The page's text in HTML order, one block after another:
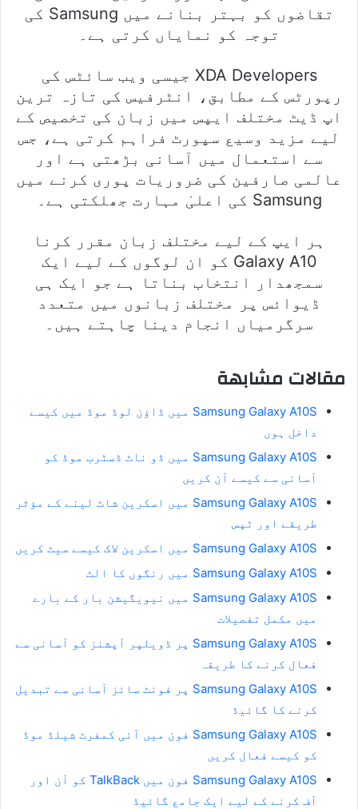
تقاضوں کو بہتر بنانے میں Samsung کی
توجہ کو نمایاں کرتی ہے۔
XDA Developers جیسی ویب سائٹس کی
رپورٹس کے مطابق، انٹرفیس کی تازہ ترین
اپ ڈیٹ مختلف ایپس میں زبان کی تخصیص کے
لیے مزید وسیع سپورٹ فراہم کرتی ہے، جس
سے استعمال میں آسانی بڑھتی ہے اور
عالمی صارفین کی ضروریات پوری کرنے میں
Samsung کی اعلیٰ مہارت جھلکتی ہے۔
ہر ایپ کے لیے مختلف زبان مقرر کرنا
Galaxy A10 کو ان لوگوں کے لیے ایک
سمجھدار انتخاب بناتا ہے جو ایک ہی
ڈیوائس پر مختلف زبانوں میں متعدد
سرگرمیاں انجام دینا چاہتے ہیں۔
مقالات مشابهة
Samsung Galaxy A10S میں ڈاؤن لوڈ موڈ میں کیسے
داخل ہوں
Samsung Galaxy A10S میں ڈو ناٹ ڈسٹرب موڈ کو
آسانی سے کیسے آن کریں
Samsung Galaxy A10S میں اسکرین شاٹ لینے کے مؤثر
طریقے اور ٹپس
Samsung Galaxy A10S میں اسکرین لاک کیسے سیٹ کریں
Samsung Galaxy A10S میں رنگوں کا الٹ
Samsung Galaxy A10S میں نیویگیشن بار کے بارے
میں مکمل تفصیلات
Samsung Galaxy A10S پر ڈویلپر آپشنز کو آسانی سے
فعال کرنے کا طریقہ
Samsung Galaxy A10S پر فونٹ سائز آسانی سے تبدیل
کرنے کا گائیڈ
Samsung Galaxy A10S فون میں آئی کمفرٹ شیلڈ موڈ
کو کیسے فعال کریں
Samsung Galaxy A10S فون میں TalkBack کو آن اور
آف کرنے کے لیے ایک جامع گائیڈ